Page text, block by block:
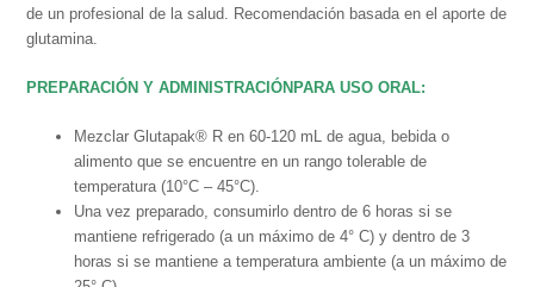
de un profesional de la salud. Recomendación basada en el aporte de
glutamina.
PREPARACIÓN Y ADMINISTRACIÓNPARA USO ORAL:
Mezclar Glutapak® R en 60-120 mL de agua, bebida o
alimento que se encuentre en un rango tolerable de
temperatura (10°C – 45°C).
Una vez preparado, consumirlo dentro de 6 horas si se
mantiene refrigerado (a un máximo de 4° C) y dentro de 3
horas si se mantiene a temperatura ambiente (a un máximo de